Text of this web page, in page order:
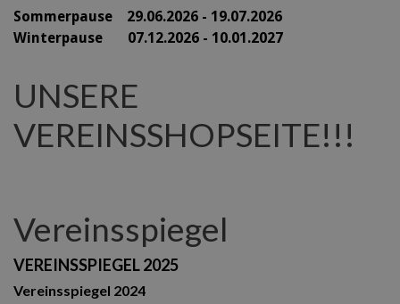
Sommerpause 29.06.2026 - 19.07.2026
Winterpause 07.12.2026 - 10.01.2027
UNSERE
VEREINSSHOPSEITE!!!
Vereinsspiegel
VEREINSSPIEGEL 2025
Vereinsspiegel 2024